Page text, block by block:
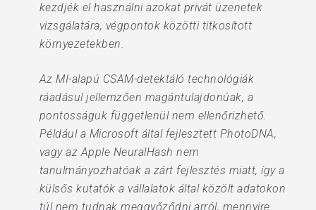
kezdjék el használni azokat privát üzenetek
vizsgálatára, végpontok közötti titkosított
környezetekben.
Az MI-alapú CSAM-detektáló technológiák
ráadásul jellemzően magántulajdonúak, a
pontosságuk függetlenül nem ellenőrizhető.
Például a Microsoft által fejlesztett PhotoDNA,
vagy az Apple NeuralHash nem
tanulmányozhatóak a zárt fejlesztés miatt, így a
külsős kutatók a vállalatok által közölt adatokon
túl nem tudnak meggyőződni arról, mennyire